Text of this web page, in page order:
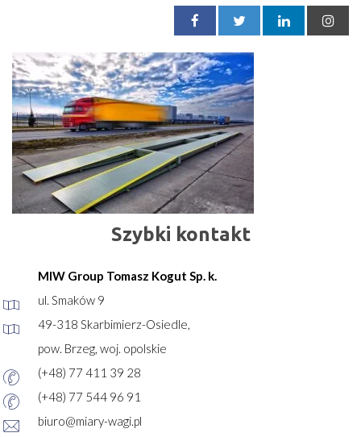
Szybki kontakt
MIW Group Tomasz Kogut Sp. k.
ul. Smaków 9
49-318 Skarbimierz-Osiedle,
pow. Brzeg, woj. opolskie
(+48) 77 411 39 28
(+48) 77 544 96 91
biuro@miary-wagi.pl